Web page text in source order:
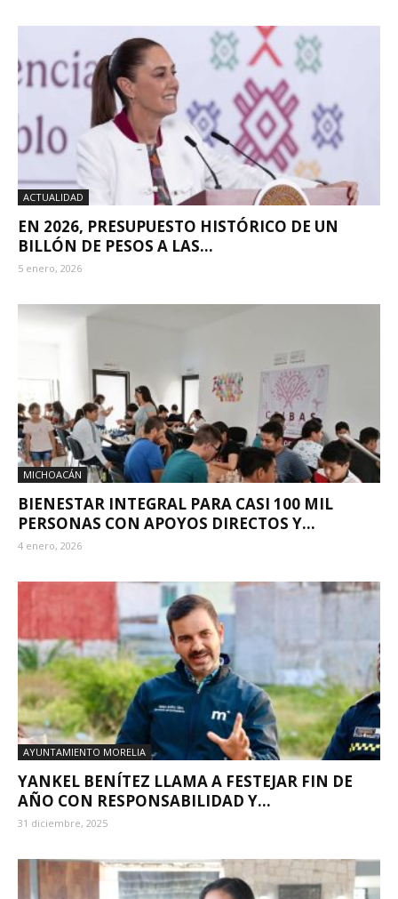
ACTUALIDAD
EN 2026, PRESUPUESTO HISTÓRICO DE UN
BILLÓN DE PESOS A LAS...
5 enero, 2026
MICHOACÁN
BIENESTAR INTEGRAL PARA CASI 100 MIL
PERSONAS CON APOYOS DIRECTOS Y...
4 enero, 2026
AYUNTAMIENTO MORELIA
YANKEL BENÍTEZ LLAMA A FESTEJAR FIN DE
AÑO CON RESPONSABILIDAD Y...
31 diciembre, 2025